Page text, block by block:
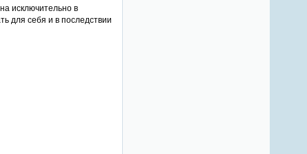
исключительно в
для себя и в последствии